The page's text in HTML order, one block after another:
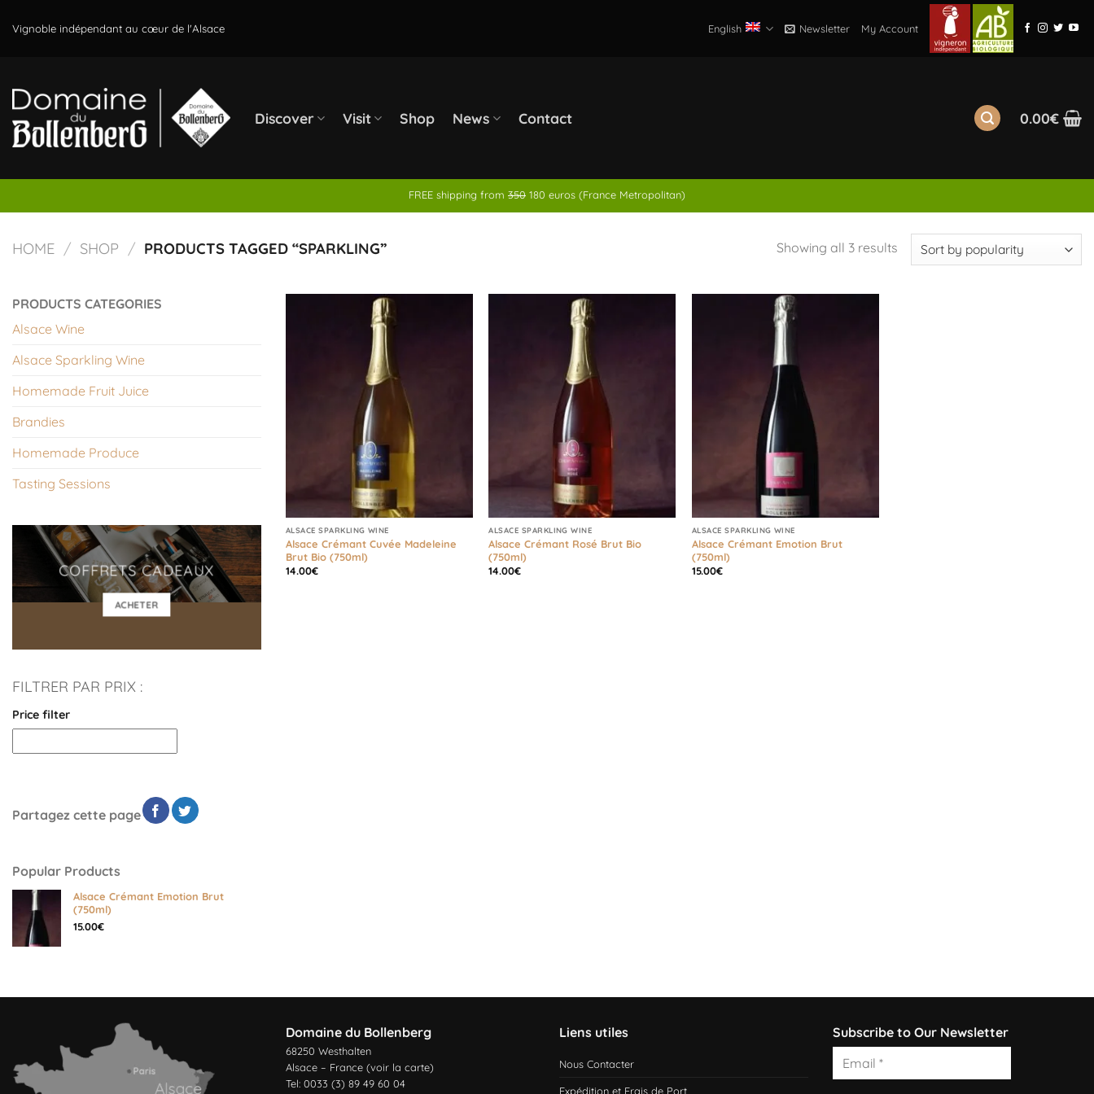
Vignoble indépendant au cœur de l'Alsace English Newsletter My Account
Discover Visit Shop News Contact 0.00€
FREE shipping from 350 180 euros (France Metropolitan)
HOME / SHOP / PRODUCTS TAGGED “SPARKLING” Showing all 3 resultsSorted
by
PRODUCTS CATEGORIES
Alsace Wine
Alsace Sparkling Wine
Homemade Fruit Juice
Brandies
Homemade Produce
Tasting Sessions
COFFRETS CADEAUX
ACHETER
FILTRER PAR PRIX :
Price filter
Partagez cette page
Popular Products
Alsace Crémant Emotion Brut
(750ml)
15.00€
ALSACE SPARKLING WINE
Alsace Crémant Cuvée Madeleine
Brut Bio (750ml)
14.00€
ALSACE SPARKLING WINE
Alsace Crémant Rosé Brut Bio
(750ml)
14.00€
ALSACE SPARKLING WINE
Alsace Crémant Emotion Brut
(750ml)
15.00€
Domaine du Bollenberg
68250 Westhalten
Alsace – France (voir la carte)
Tel: 0033 (3) 89 49 60 04
Liens utiles
Nous Contacter
Expédition et Frais de Port
Subscribe to Our Newsletter